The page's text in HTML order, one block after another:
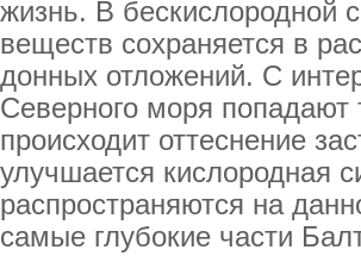
жизнь. В бескислородной
веществ сохраняется в
донных отложений. С
Северного моря
происходит оттеснение
улучшается кислородная
распространяются на
самые глубокие части